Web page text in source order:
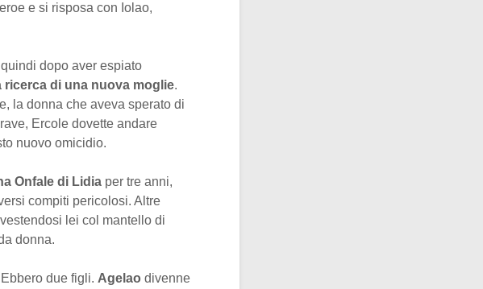
e si risposa con Iolao,
dopo aver espiato
ricerca di una nuova moglie.
la donna che aveva sperato di
Ercole dovette andare
nuovo omicidio.
Onfale di Lidia per tre anni,
compiti pericolosi. Altre
lei col mantello di
donna.
due figli. Agelao divenne